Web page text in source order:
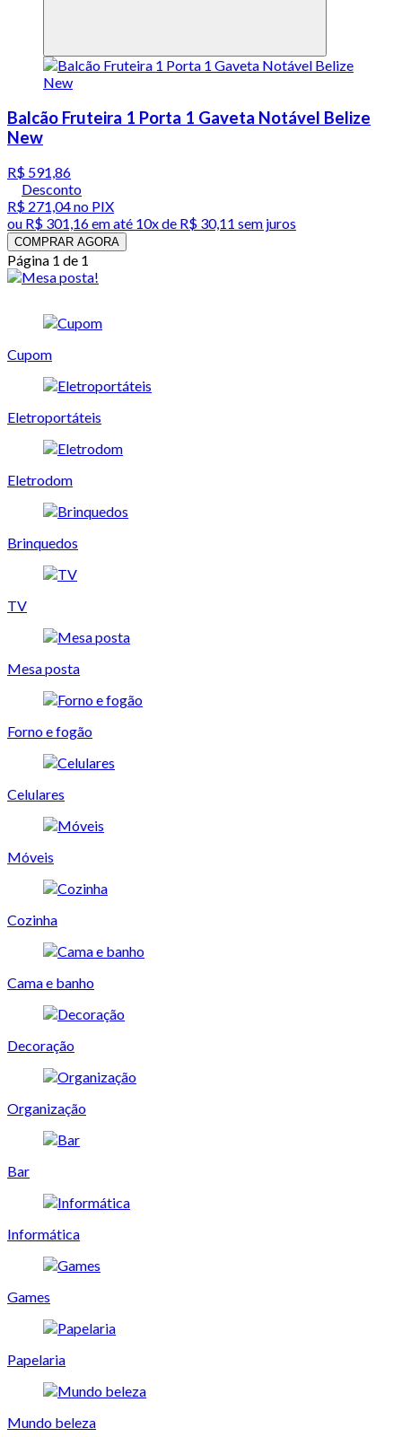
Balcão Fruteira 1 Porta 1 Gaveta Notável Belize
New
R$ 591,86
Desconto
R$ 271,04no PIX
ou R$ 301,16em até 10x de R$ 30,11 sem juros
COMPRAR AGORA
Página 1 de 1
Cupom
Eletroportáteis
Eletrodom
Brinquedos
TV
Mesa posta
Forno e fogão
Celulares
Móveis
Cozinha
Cama e banho
Decoração
Organização
Bar
Informática
Games
Papelaria
Mundo beleza